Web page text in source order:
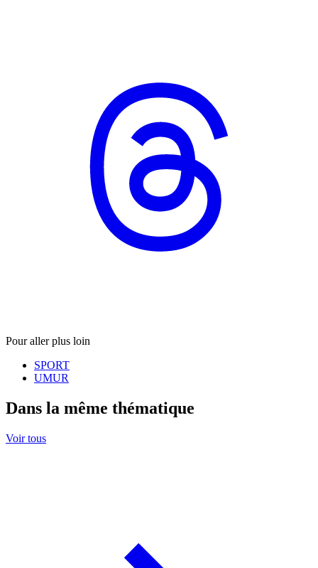
Pour aller plus loin
SPORT
UMUR
Dans la même thématique
Voir tous